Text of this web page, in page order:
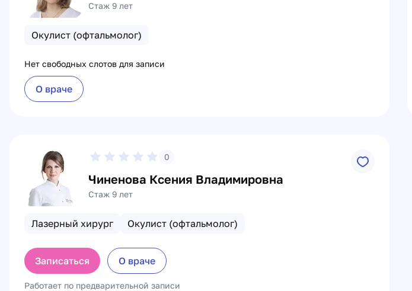
Стаж 9 лет
Окулист (офтальмолог)
Нет свободных слотов для записи
О враче
0
Чиненова Ксения Владимировна
Стаж 9 лет
Лазерный хирург Окулист (офтальмолог)
Записаться О враче
Работает по предварительной записи